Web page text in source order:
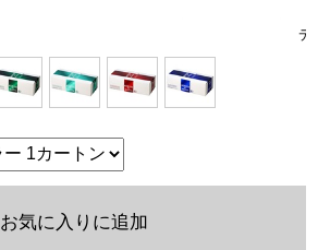
デ
お気に入りに追加